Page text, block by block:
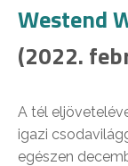
Westend
(2022.
A tél
igazi
egészen